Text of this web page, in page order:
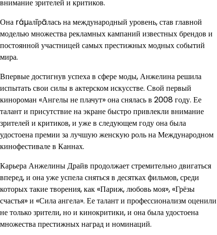
внимание зрителей и критиков.
Она ráµалīрāлась на международный уровень, став главной
моделью множества рекламных кампаний известных брендов и
постоянной участницей самых престижных модных событий
мира.
Впервые достигнув успеха в сфере моды, Анжелина решила
испытать свои силы в актерском искусстве. Свой первый
кинороман «Ангелы не плачут» она снялась в 2008 году. Ее
талант и присутствие на экране быстро привлекли внимание
зрителей и критиков, и уже в следующем году она была
удостоена премии за лучшую женскую роль на Международном
кинофестивале в Каннах.
Карьера Анжелины Драйв продолжает стремительно двигаться
вперед, и она уже успела сняться в десятках фильмов, среди
которых такие творения, как «Париж, любовь моя», «Грёзы
счастья» и «Сила ангела». Ее талант и профессионализм оценили
не только зрители, но и кинокритики, и она была удостоена
множества престижных наград и номинаций.